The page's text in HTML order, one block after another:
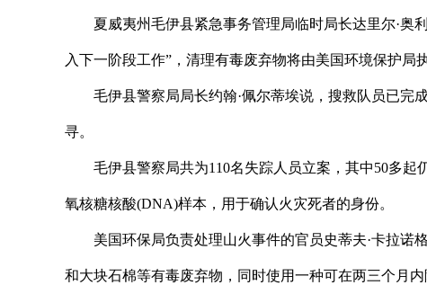
夏威夷州毛伊县紧急事务管理局临时局长达里尔·奥
入下一阶段工作”，清理有毒废弃物将由美国环境保护局执
毛伊县警察局局长约翰·佩尔蒂埃说，搜救队员已完
寻。
毛伊县警察局共为110名失踪人员立案，其中50多
氧核糖核酸(DNA)样本，用于确认火灾死者的身份。
美国环保局负责处理山火事件的官员史蒂夫·卡拉
和大块石棉等有毒废弃物，同时使用一种可在两三个月